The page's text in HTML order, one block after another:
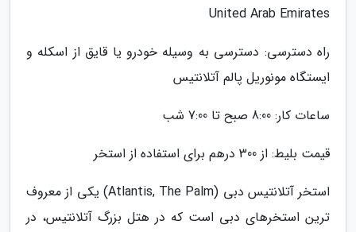
United Arab Emirates
راه دسترسی: دسترسی به وسیله خودرو یا قایق از اسکله و
ایستگاه مونوریل پالم آتلانتیس
ساعات کار: 8:00 صبح تا 7:00 شب
قیمت بلیط: از 300 درهم برای استفاده از استخر
استخر آتلانتیس دبی (Atlantis, The Palm) یکی از معروف
ترین استخرهای دبی است که در هتل بزرگ آتلانتیس، در